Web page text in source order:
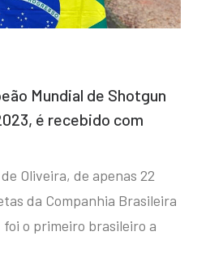
Mundial de Shotgun
é recebido com
Oliveira, de apenas 22
da Companhia Brasileira
foi o primeiro brasileiro a